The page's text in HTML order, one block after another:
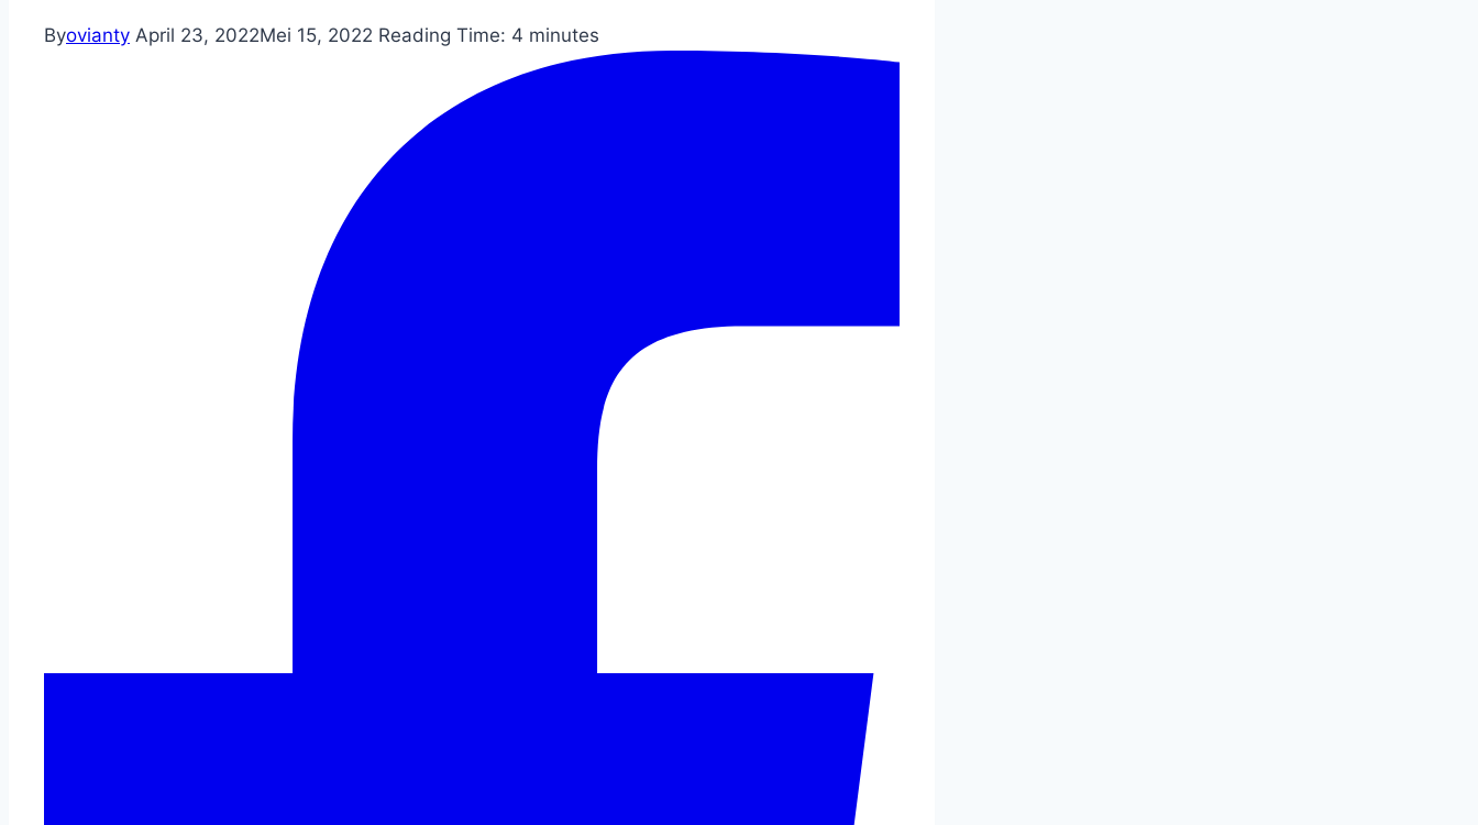
Byovianty April 23, 2022Mei 15, 2022 Reading Time: 4 minutes